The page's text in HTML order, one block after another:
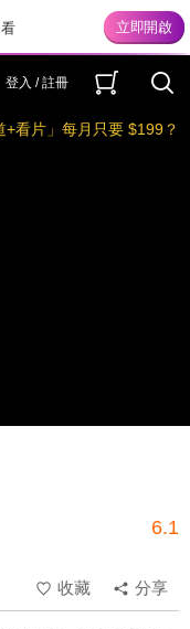
登入 / 註冊
+看片」每月只要 $199？
6.1
收藏
分享